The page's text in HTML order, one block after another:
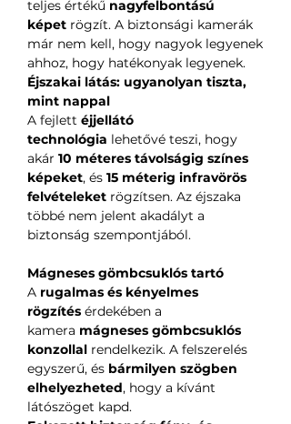
teljes értékű nagyfelbontású
képet rögzít. A biztonsági kamerák
már nem kell, hogy nagyok legyenek
ahhoz, hogy hatékonyak legyenek.
Éjszakai látás: ugyanolyan tiszta,
mint nappal
A fejlett éjjellátó
technológia lehetővé teszi, hogy
akár 10 méteres távolságig színes
képeket, és 15 méterig infravörös
felvételeket rögzítsen. Az éjszaka
többé nem jelent akadályt a
biztonság szempontjából.
Mágneses gömbcsuklós tartó
A rugalmas és kényelmes
rögzítés érdekében a
kamera mágneses gömbcsuklós
konzollal rendelkezik. A felszerelés
egyszerű, és bármilyen szögben
elhelyezheted, hogy a kívánt
látószöget kapd.